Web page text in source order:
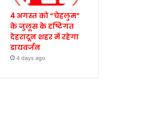
4 अगस्त को “चेहलुम”
के जुलूस के दृष्टिगत
देहरादून शहर में रहेगा
डायवर्जन
4 days ago